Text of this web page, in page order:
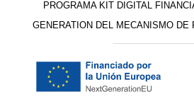
PROGRAMA KIT DIGITAL
GENERATION DEL MECANISMO